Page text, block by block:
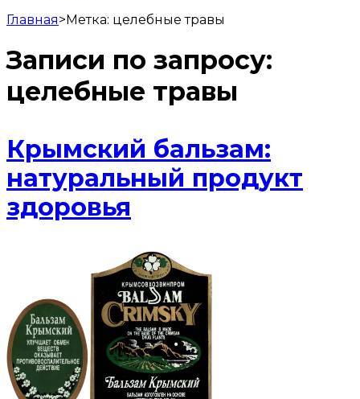
Главная>Метка: целебные травы
Записи по запросу:
целебные травы
Крымский бальзам:
натуральный продукт
здоровья